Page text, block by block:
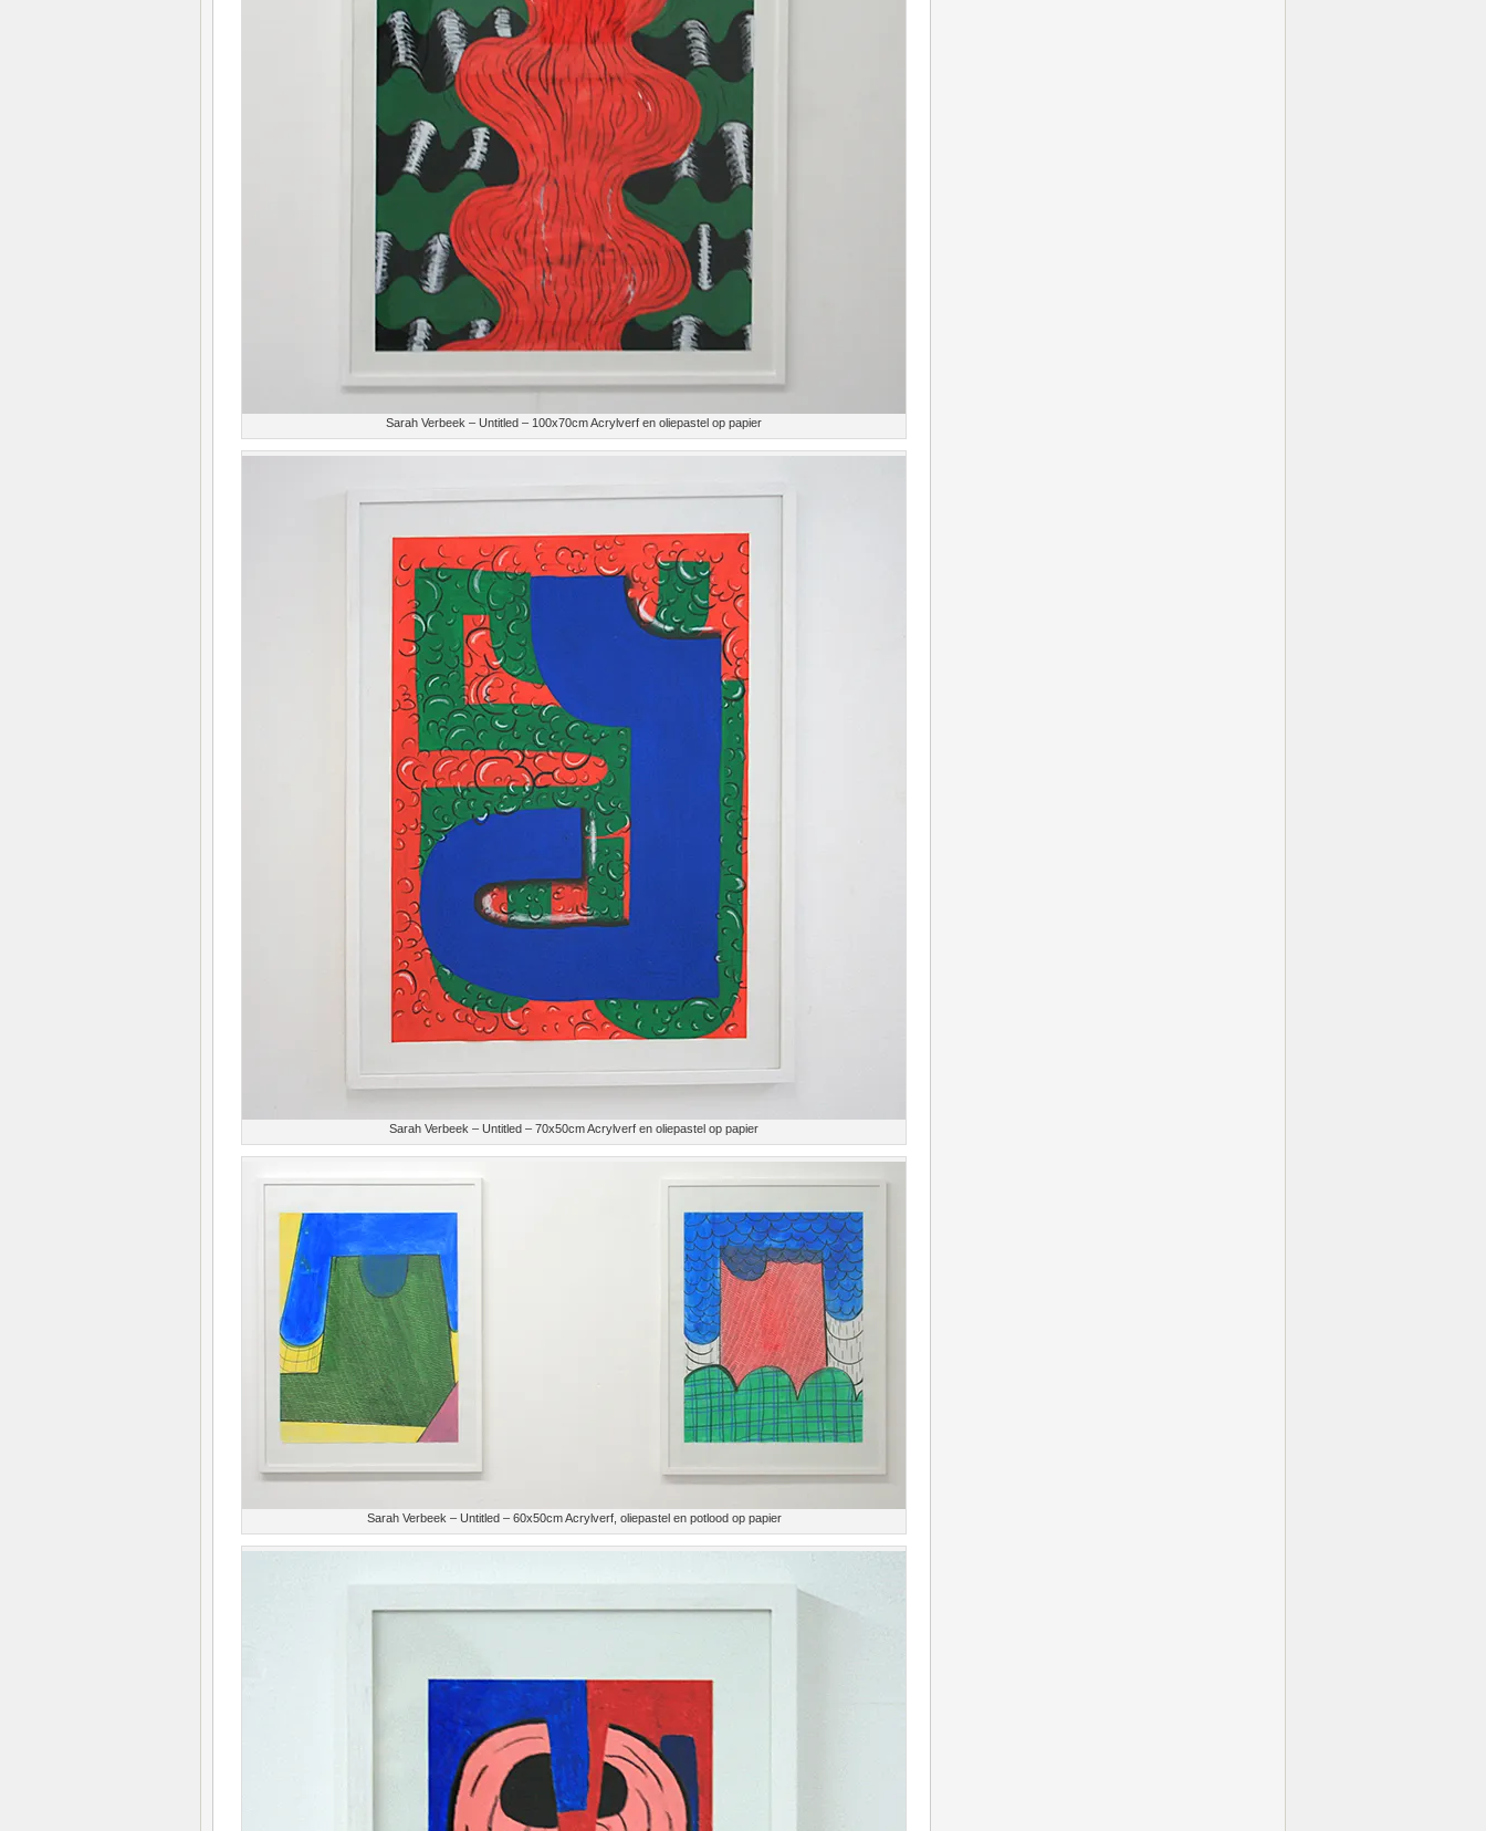
Sarah Verbeek – Untitled – 100x70cm Acrylverf en oliepastel op papier
Sarah Verbeek – Untitled – 70x50cm Acrylverf en oliepastel op papier
Sarah Verbeek – Untitled – 60x50cm Acrylverf, oliepastel en potlood op papier